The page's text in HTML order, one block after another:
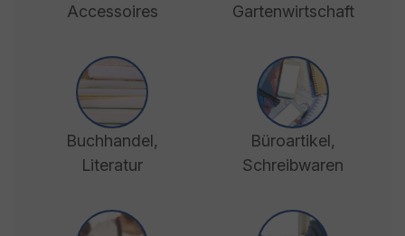
Accessoires
Gartenwirtschaft
Buchhandel,
Literatur
Büroartikel,
Schreibwaren